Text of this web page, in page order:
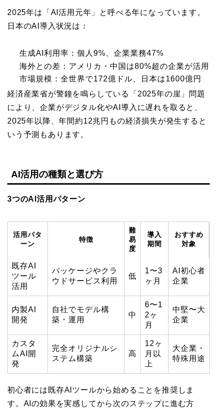
2025年は「AI活用元年」と呼べる年になっています。
日本のAI導入状況は：
生成AI利用率：個人9%、企業業務47%
海外との差：アメリカ・中国は80%超の企業が活用
市場規模：全世界で172億ドル、日本は1600億円
経済産業省が警鐘を鳴らしている「2025年の崖」問題
により、企業がデジタル化やAI導入に遅れを取ると、
2025年以降、年間約12兆円もの経済損失が発生すると
いう予測もあります。
AI活用の種類と選び方
3つのAI活用パターン
活用パタ
ーン
特徴
難
易
度
導入
期間
おすすめ
対象
既存AI
ツール
活用
パッケージやクラ
ウドサービス利用
低
1〜3
ヶ月
AI初心者
企業
内製AI
開発
自社でモデル構
築・運用
中
6〜1
2ヶ
月
中堅〜大
企業
カスタ
ムAI開
発
完全オリジナルシ
ステム構築
高
12ヶ
月以
上
大企業・
特殊用途
初心者には既存AIツールから始めることを推奨しま
す。AIの効果を実感してから次のステップに進む方